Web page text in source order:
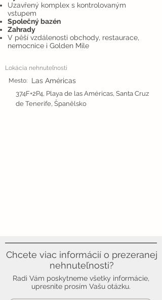
Uzavřený komplex s kontrolovaným
vstupem
Společný bazén
Zahrady
V pěší vzdálenosti obchody, restaurace,
nemocnice i Golden Mile
Lokácia nehnuteľnosti
Mesto:
Las Américas
374F+2P4, Playa de las Américas, Santa Cruz
de Tenerife, Španělsko
Chcete viac informácií o prezeranej
nehnuteľnosti?
Radi Vám poskytneme všetky informácie,
upresnite prosím Vašu otázku.